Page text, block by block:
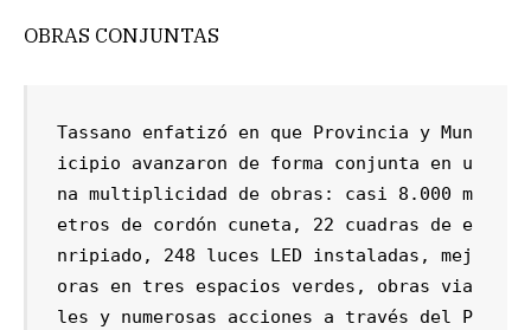
OBRAS CONJUNTAS
Tassano enfatizó en que Provincia y Mun
icipio avanzaron de forma conjunta en u
na multiplicidad de obras: casi 8.000 m
etros de cordón cuneta, 22 cuadras de e
nripiado, 248 luces LED instaladas, mej
oras en tres espacios verdes, obras via
les y numerosas acciones a través del P